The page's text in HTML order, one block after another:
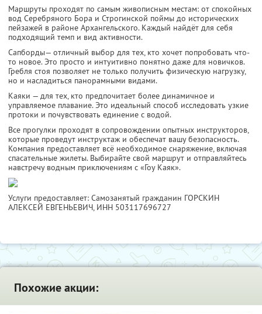
Маршруты проходят по самым живописным местам: от спокойных
вод Серебряного Бора и Строгинской поймы до исторических
пейзажей в районе Архангельского. Каждый найдёт для себя
подходящий темп и вид активности.
Сапборды— отличный выбор для тех, кто хочет попробовать что-
то новое. Это просто и интуитивно понятно даже для новичков.
Гребля стоя позволяет не только получить физическую нагрузку,
но и насладиться панорамными видами.
Каяки — для тех, кто предпочитает более динамичное и
управляемое плавание. Это идеальный способ исследовать узкие
протоки и почувствовать единение с водой.
Все прогулки проходят в сопровождении опытных инструкторов,
которые проведут инструктаж и обеспечат вашу безопасность.
Компания предоставляет всё необходимое снаряжение, включая
спасательные жилеты. Выбирайте свой маршрут и отправляйтесь
навстречу водным приключениям с «Гоу Каяк».
Услуги предоставляет: Самозанятый гражданин ГОРСКИН
АЛЕКСЕЙ ЕВГЕНЬЕВИЧ, ИНН 503117696727
Похожие акции: